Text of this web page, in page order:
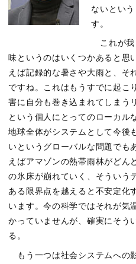
ないとい
す。
これが我
味というのはいくつかあると思
えば記録的な暑さや大雨と、そ
ですね。これはもうすでに起こ
害に自分も巻き込まれてしまう
という個人にとってのローカル
地球全体がシステムとして今後
いというグローバルな問題でも
えばアマゾンの熱帯雨林がどん
の氷床が崩れていく、そういう
ある限界点を越えると不安定化
います。今の科学ではそれが気
かっていませんが、確実にそう
る。
もう一つは社会システムへの